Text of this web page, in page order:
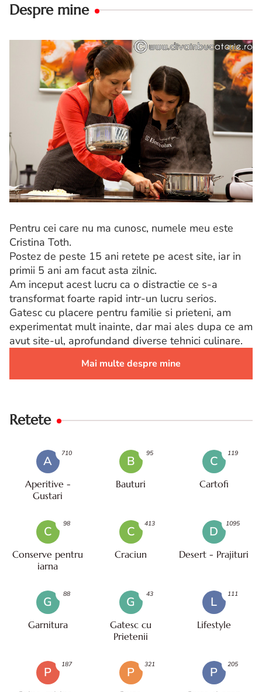
Despre mine
Pentru cei care nu ma cunosc, numele meu este
Cristina Toth.
Postez de peste 15 ani retete pe acest site, iar in
primii 5 ani am facut asta zilnic.
Am inceput acest lucru ca o distractie ce s-a
transformat foarte rapid intr-un lucru serios.
Gatesc cu placere pentru familie si prieteni, am
experimentat mult inainte, dar mai ales dupa ce am
avut site-ul, aprofundand diverse tehnici culinare.
Mai multe despre mine
Retete
A
Aperitive -
Gustari
710
B
Bauturi
95
C
Cartofi
119
C
Conserve pentru
iarna
98
C
Craciun
413
D
Desert - Prajituri
1095
G
Garnitura
88
G
Gatesc cu
Prietenii
43
L
Lifestyle
111
P
187
P
321
P
205